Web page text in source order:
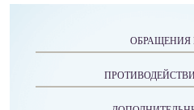
ОБРАЩЕНИЯ